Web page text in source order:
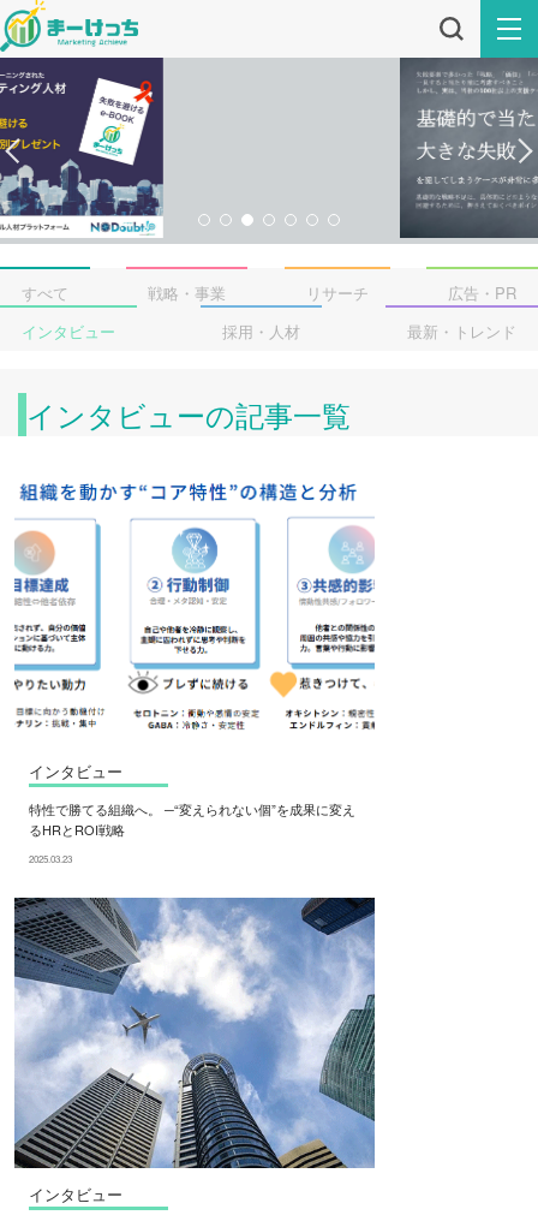
すべて 戦略・事業 リサーチ
広告・PR
インタビュー
採用・人材 最新・トレンド
インタビューの記事一覧
インタビュー
特性で勝てる組織へ。 ─“変えられない個”を成果に変え
るHRとROI戦略
2025.03.23
インタビュー